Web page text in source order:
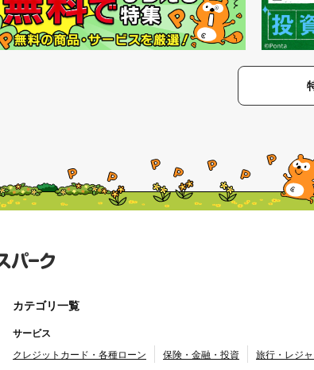
カテゴリ一覧
サービス
クレジットカード・各種ローン
保険・金融・投資 旅行・レジ